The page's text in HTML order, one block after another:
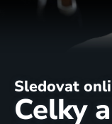
Sledovat
Celky